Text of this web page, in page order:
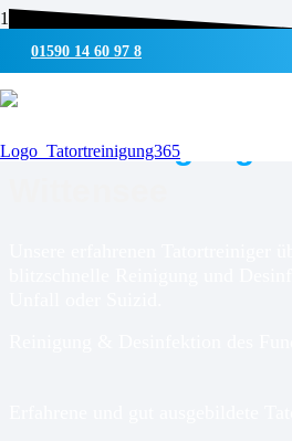
01590 14 60 97 8
UMWELTSCHONENDE
Tatortreinigung